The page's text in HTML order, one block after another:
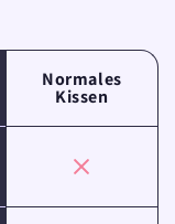
Normales
Kissen